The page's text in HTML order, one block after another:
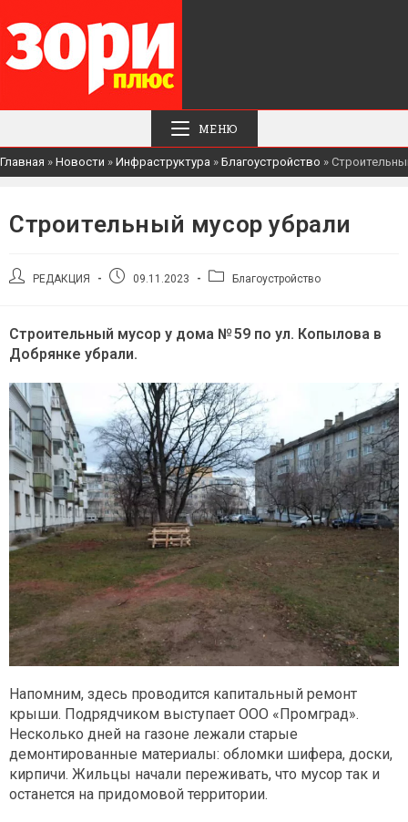
МЕНЮ
Главная » Новости » Инфраструктура » Благоустройство »
Строительный мусор убрали
АвторРЕДАКЦИЯ
Запись09.11.2023
РубрикаБлагоустройство
Строительный мусор у дома № 59 по ул. Копылова в
Добрянке убрали.
Напомним, здесь проводится капитальный ремонт
крыши. Подрядчиком выступает ООО «Промград».
Несколько дней на газоне лежали старые
демонтированные материалы: обломки шифера, доски,
кирпичи. Жильцы начали переживать, что мусор так и
останется на придомовой территории.